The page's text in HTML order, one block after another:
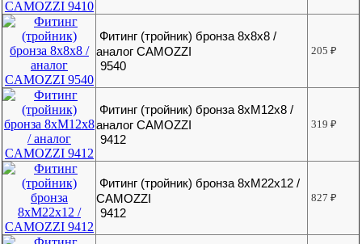
Фитинг (тройник) бронза 8х8х8 /
аналог CAMOZZI
9540
205₽
Фитинг (тройник) бронза 8хМ12х8 /
аналог CAMOZZI
9412
319₽
Фитинг (тройник) бронза 8хМ22х12 /
CAMOZZI
9412
827₽